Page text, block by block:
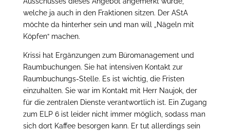
welche ja auch in den Fraktionen sitzen. Der AStA
möchte da hinterher sein und man will „Nägeln mit
Köpfen“ machen.
Krissi hat Ergänzungen zum Büromanagement und
Raumbuchungen. Sie hat intensiven Kontakt zur
Raumbuchungs-Stelle. Es ist wichtig, die Fristen
einzuhalten. Sie war im Kontakt mit Herr Naujok, der
für die zentralen Dienste verantwortlich ist. Ein Zugang
zum ELP 6 ist leider nicht immer möglich, sodass man
sich dort Kaffee besorgen kann. Er tut allerdings sein